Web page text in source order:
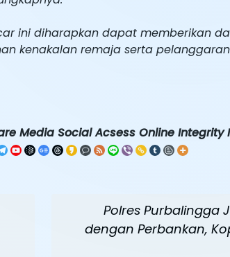
ini diharapkan dapat memberikan
kenakalan remaja serta
Media Social Acsess Online Integrity
Polres PurbaIingga
dengan Perbankan,